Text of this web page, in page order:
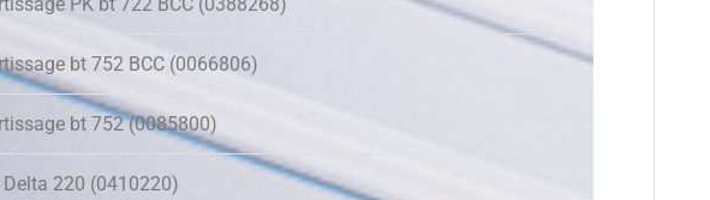
PK bt 722 BCC (0388268)
bt 752 BCC (0066806)
bt 752 (0085800)
Delta 220 (0410220)